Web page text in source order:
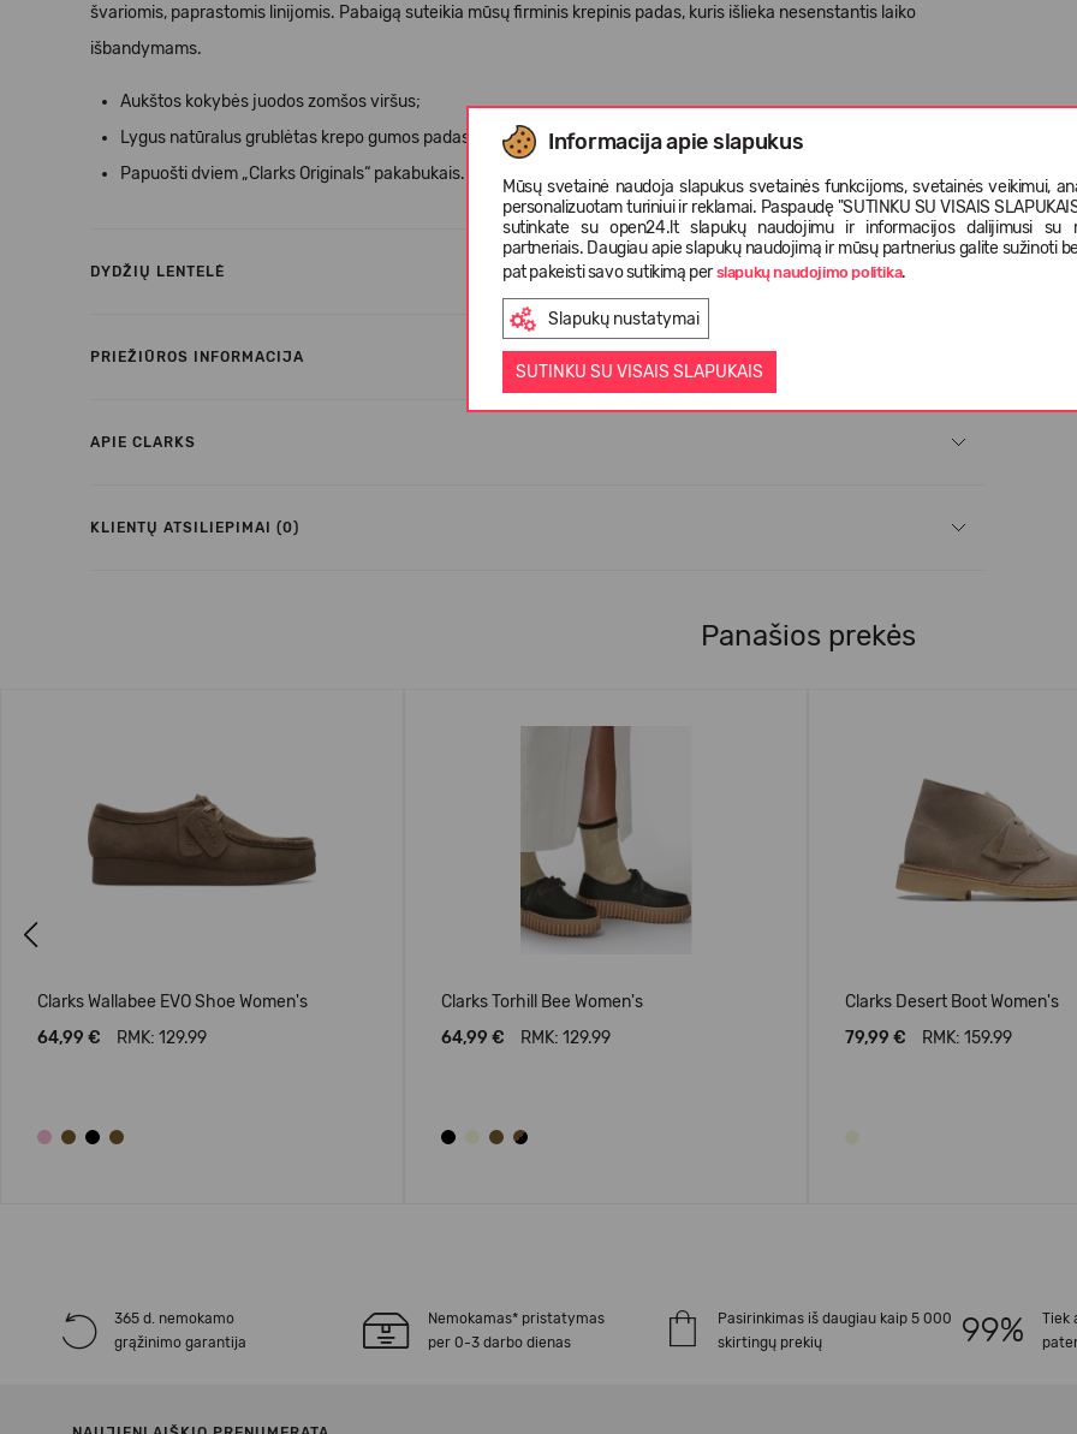
Informacija apie slapukus
Mūsų svetainė naudoja slapukus svetainės funkcijoms, svetainės veikimui,
personalizuotam turiniui ir reklamai. Paspaudę "SUTINKU SU VISAIS
sutinkate su open24.lt slapukų naudojimu ir informacijos dalijimusi su
partneriais. Daugiau apie slapukų naudojimą ir mūsų partnerius galite sužinoti
pat pakeisti savo sutikimą per slapukų naudojimo politika.
Slapukų nustatymai
SUTINKU SU VISAIS SLAPUKAIS
švariomis, paprastomis linijomis. Pabaigą suteikia mūsų firminis krepinis padas, kuris išlieka nesenstantis laiko
išbandymams.
Aukštos kokybės juodos zomšos viršus;
Lygus natūralus grublėtas krepo gumos padas;
Papuošti dviem „Clarks Originals“ pakabukais.
DYDŽIŲ LENTELĖ
PRIEŽIŪROS INFORMACIJA
APIE CLARKS
KLIENTŲ ATSILIEPIMAI (0)
Panašios prekės
Clarks Wallabee EVO Shoe Women's
64,99 €
RMK: 129.99
Clarks Torhill Bee Women's
64,99 €
RMK: 129.99
Clarks Desert Boot Women's
79,99 €
RMK: 159.99
365 d. nemokamo
grąžinimo garantija
Nemokamas* pristatymas
per 0-3 darbo dienas
Pasirinkimas iš daugiau kaip 5 000
skirtingų prekių
Tiek